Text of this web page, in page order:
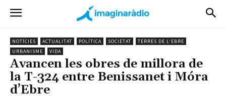
NOTÍCIES ACTUALITAT POLÍTICA SOCIETAT
TERRES DE L'EBRE
URBANISME
VIDA
Avancen les obres de millora de
la T-324 entre Benissanet i Móra
d’Ebre